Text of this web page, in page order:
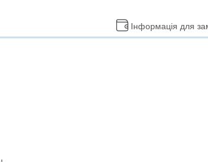
Інформація для